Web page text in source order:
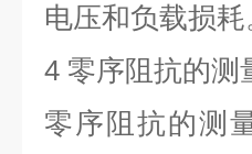
电压和负载损耗
4 零序阻抗的测
零序阻抗的测